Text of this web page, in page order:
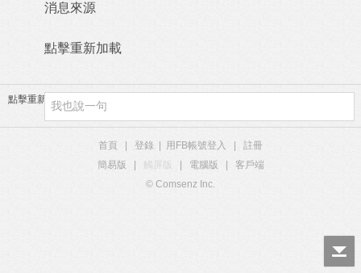
消息來源
點擊重新加載
點擊重新加載
首頁 登錄 用FB帳號登入
註冊
簡易版
觸屏版 電腦版
客戶端
© Comsenz Inc.